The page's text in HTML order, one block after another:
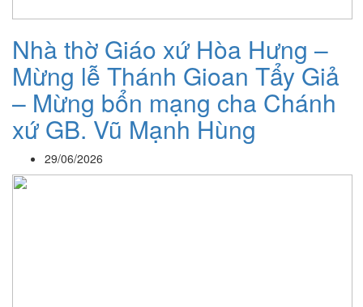
Nhà thờ Giáo xứ Hòa Hưng –
Mừng lễ Thánh Gioan Tẩy Giả
– Mừng bổn mạng cha Chánh
xứ GB. Vũ Mạnh Hùng
29/06/2026